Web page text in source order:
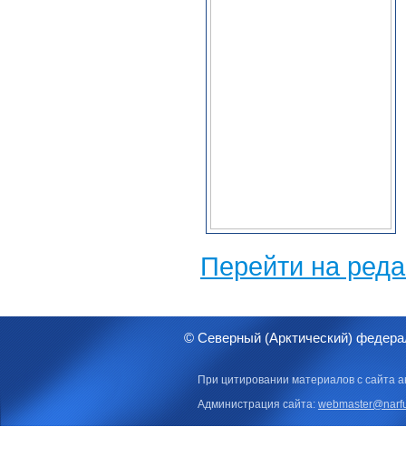
Перейти на
© Северный (Арктический)
При цитировании материалов с сайта
Администрация сайта: